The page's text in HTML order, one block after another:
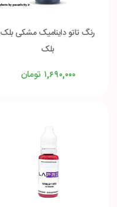
رنگ تاتو داینامیک مشکی بلک
بلک
تومان ۱,۶۹۰,۰۰۰